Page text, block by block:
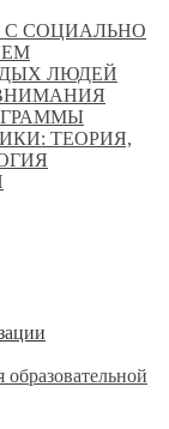
С СОЦИАЛЬНО
ЛЮДЕЙ
ТЕОРИЯ,